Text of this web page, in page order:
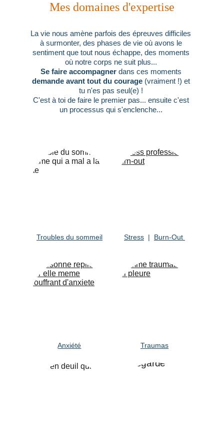
Mes domaines d'expertise
La vie nous amène parfois des épreuves difficiles
à surmonter, des phases de vie où avons le
sentiment que tout nous échappe, des moments
où notre corps ne suit plus...
Se faire accompagner dans ces moments
demande avant tout du courage (vraiment !) et
tu n'es pas seul(e) !
C'est à toi de faire le premier pas... ensuite c'est
un processus qui s'enclenche...
Traumas
Troubles du sommeil
Anxiété
Stress | Burn-Out